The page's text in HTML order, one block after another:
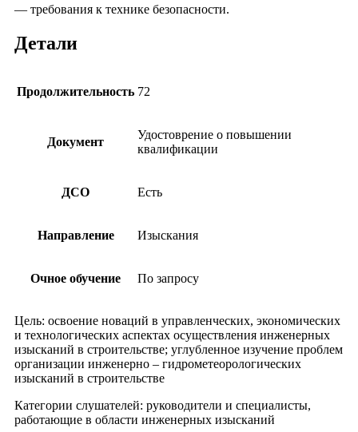
— требования к технике безопасности.
Детали
Продолжительность 72
Документ
Удостоврение о повышении
квалификации
ДСО Есть
Направление Изыскания
Очное обучение По запросу
Цель: освоение новаций в управленческих, экономических
и технологических аспектах осуществления инженерных
изысканий в строительстве; углубленное изучение проблем
организации инженерно – гидрометеорологических
изысканий в строительстве
Категории слушателей: руководители и специалисты,
работающие в области инженерных изысканий